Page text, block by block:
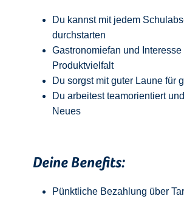
Du kannst mit jedem
durchstarten
Gastronomiefan und
Produktvielfalt
Du sorgst mit guter Laune für
Du arbeitest teamorientiert
Neues
Deine Benefits:
Pünktliche Bezahlung über